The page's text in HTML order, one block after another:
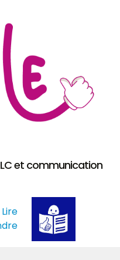
et communication